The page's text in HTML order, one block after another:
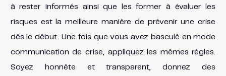
à rester informés ainsi que les former à évaluer les
risques est la meilleure manière de prévenir une crise
dès le début. Une fois que vous avez basculé en mode
communication de crise, appliquez les mêmes règles.
Soyez honnête et transparent, donnez des